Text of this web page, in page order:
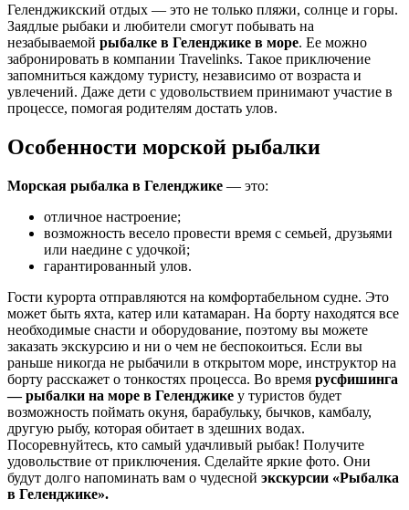
Геленджикский отдых — это не только пляжи, солнце и горы.
Заядлые рыбаки и любители смогут побывать на
незабываемой рыбалке в Геленджике в море. Ее можно
забронировать в компании Travelinks. Такое приключение
запомниться каждому туристу, независимо от возраста и
увлечений. Даже дети с удовольствием принимают участие в
процессе, помогая родителям достать улов.
Особенности морской рыбалки
Морская рыбалка в Геленджике — это:
отличное настроение;
возможность весело провести время с семьей, друзьями
или наедине с удочкой;
гарантированный улов.
Гости курорта отправляются на комфортабельном судне. Это
может быть яхта, катер или катамаран. На борту находятся все
необходимые снасти и оборудование, поэтому вы можете
заказать экскурсию и ни о чем не беспокоиться. Если вы
раньше никогда не рыбачили в открытом море, инструктор на
борту расскажет о тонкостях процесса. Во время русфишинга
— рыбалки на море в Геленджике у туристов будет
возможность поймать окуня, барабульку, бычков, камбалу,
другую рыбу, которая обитает в здешних водах.
Посоревнуйтесь, кто самый удачливый рыбак! Получите
удовольствие от приключения. Сделайте яркие фото. Они
будут долго напоминать вам о чудесной экскурсии «Рыбалка
в Геленджике».